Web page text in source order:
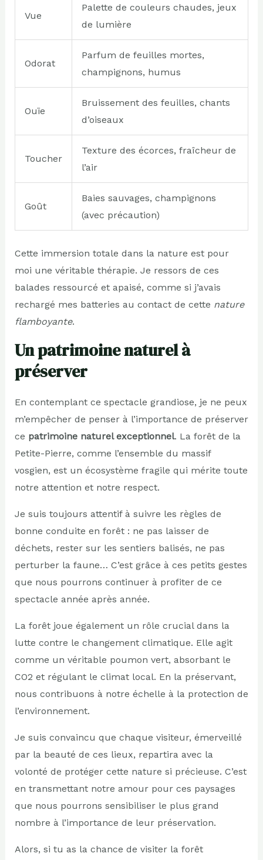
Vue
Palette de couleurs chaudes, jeux
de lumière
Odorat
Parfum de feuilles mortes,
champignons, humus
Ouïe
Bruissement des feuilles, chants
d’oiseaux
Toucher
Texture des écorces, fraîcheur de
l’air
Goût
Baies sauvages, champignons
(avec précaution)
Cette immersion totale dans la nature est pour
moi une véritable thérapie. Je ressors de ces
balades ressourcé et apaisé, comme si j’avais
rechargé mes batteries au contact de cette nature
flamboyante.
Un patrimoine naturel à
préserver
En contemplant ce spectacle grandiose, je ne peux
m’empêcher de penser à l’importance de préserver
ce patrimoine naturel exceptionnel. La forêt de la
Petite-Pierre, comme l’ensemble du massif
vosgien, est un écosystème fragile qui mérite toute
notre attention et notre respect.
Je suis toujours attentif à suivre les règles de
bonne conduite en forêt : ne pas laisser de
déchets, rester sur les sentiers balisés, ne pas
perturber la faune… C’est grâce à ces petits gestes
que nous pourrons continuer à profiter de ce
spectacle année après année.
La forêt joue également un rôle crucial dans la
lutte contre le changement climatique. Elle agit
comme un véritable poumon vert, absorbant le
CO2 et régulant le climat local. En la préservant,
nous contribuons à notre échelle à la protection de
l’environnement.
Je suis convaincu que chaque visiteur, émerveillé
par la beauté de ces lieux, repartira avec la
volonté de protéger cette nature si précieuse. C’est
en transmettant notre amour pour ces paysages
que nous pourrons sensibiliser le plus grand
nombre à l’importance de leur préservation.
Alors, si tu as la chance de visiter la forêt